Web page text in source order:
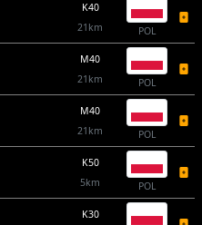
K40
21km
POL
M40
21km
POL
M40
21km
POL
K50
5km
POL
K30